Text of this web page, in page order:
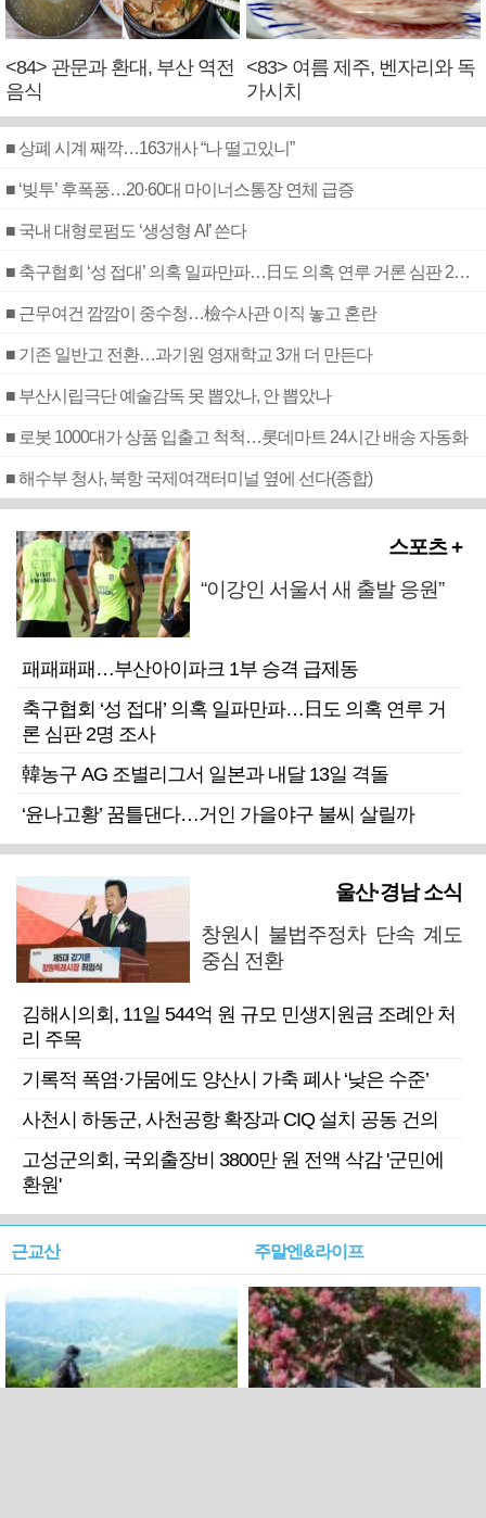
<84> 관문과 환대, 부산 역전
음식
<83> 여름 제주, 벤자리와 독
가시치
■ 상폐 시계 째깍…163개사 “나 떨고있니”
■ ‘빚투’ 후폭풍…20·60대 마이너스통장 연체 급증
■ 국내 대형로펌도 ‘생성형 AI’ 쓴다
■ 축구협회 ‘성 접대’ 의혹 일파만파…日도 의혹 연루 거론 심판 2명 조사
■ 근무여건 깜깜이 중수청…檢수사관 이직 놓고 혼란
■ 기존 일반고 전환…과기원 영재학교 3개 더 만든다
■ 부산시립극단 예술감독 못 뽑았나, 안 뽑았나
■ 로봇 1000대가 상품 입출고 척척…롯데마트 24시간 배송 자동화
■ 해수부 청사, 북항 국제여객터미널 옆에 선다(종합)
스포츠 +
“이강인 서울서 새 출발 응원”
패패패패…부산아이파크 1부 승격 급제동
축구협회 ‘성 접대’ 의혹 일파만파…日도 의혹 연루 거
론 심판 2명 조사
韓농구 AG 조별리그서 일본과 내달 13일 격돌
‘윤나고황’ 꿈틀댄다…거인 가을야구 불씨 살릴까
울산·경남 소식
창원시 불법주정차 단속 계도
중심 전환
김해시의회, 11일 544억 원 규모 민생지원금 조례안 처
리 주목
기록적 폭염·가뭄에도 양산시 가축 폐사 ‘낮은 수준’
사천시 하동군, 사천공항 확장과 CIQ 설치 공동 건의
고성군의회, 국외출장비 3800만 원 전액 삭감 '군민에
환원'
근교산 주말엔&라이프